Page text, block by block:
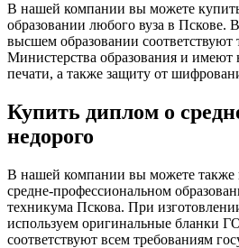
В нашей компании вы можете
образовании любого вуза в Пскове.
высшем образовании соответствуют
Министерства образования и
печати, а также защиту от
Купить диплом о
недорого
В нашей компании вы можете также
средне-профессиональном
техникума Пскова. При
используем оригинальные бланки
соответствуют всем требованиям